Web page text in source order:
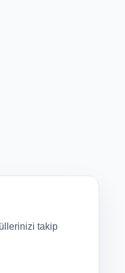
takip